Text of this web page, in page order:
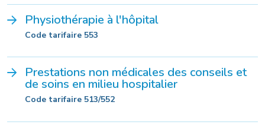
Physiothérapie à l'hôpital
Code tarifaire 553
Prestations non médicales des conseils et
de soins en milieu hospitalier
Code tarifaire 513/552